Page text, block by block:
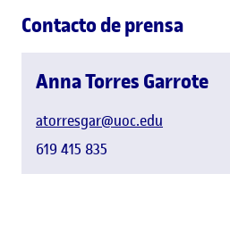
Contacto de prensa
Anna Torres Garrote
atorresgar@uoc.edu
619 415 835